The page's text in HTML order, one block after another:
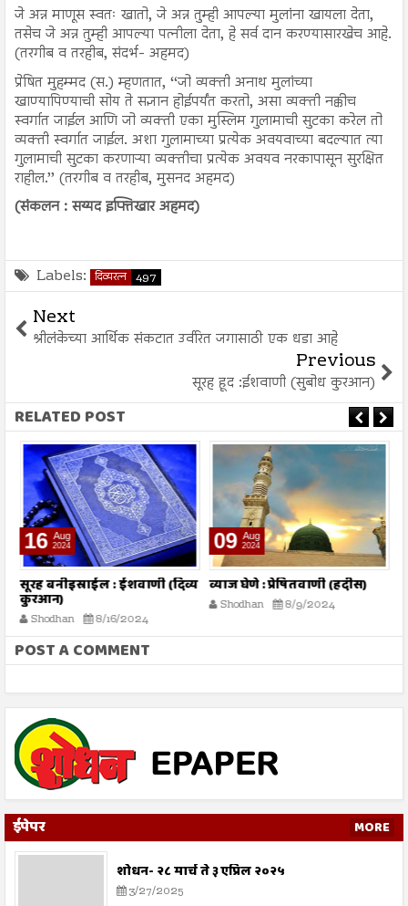
जे अन्न माणूस स्वतः खातो, जे अन्न तुम्ही आपल्या मुलांना खायला देता,
तसेच जे अन्न तुम्ही आपल्या पत्नीला देता, हे सर्व दान करण्यासारखेच आहे.
(तरगीब व तरहीब, संदर्भ- अहमद)
प्रेषित मुहम्मद (स.) म्हणतात, ‘‘जो व्यक्ती अनाथ मुलांच्या
खाण्यापिण्याची सोय ते सज्ञान होईपर्यंत करतो, असा व्यक्ती नक्कीच
स्वर्गात जाईल आणि जो व्यक्ती एका मुस्लिम गुलामाची सुटका करेल तो
व्यक्ती स्वर्गात जाईल. अशा गुलामाच्या प्रत्येक अवयवाच्या बदल्यात त्या
गुलामाची सुटका करणाऱ्या व्यक्तीचा प्रत्येक अवयव नरकापासून सुरक्षित
राहील.’’ (तरगीब व तरहीब, मुसनद अहमद)
(संकलन : सय्यद इफ्तिखार अहमद)
Labels: दिव्यरत्न 497
Next
श्रीलंकेच्या आर्थिक संकटात उर्वरित जगासाठी एक धडा आहे
Previous
सूरह हूद :ईशवाणी (सुबोध कुरआन)
RELATED POST
16 Aug
2024
सूरह बनीइस्राईल : ईशवाणी (दिव्य
कुरआन)
Shodhan 8/16/2024
09 Aug
2024
व्याज घेणे : प्रेषितवाणी (हदीस)
Shodhan 8/9/2024
POST A COMMENT
ईपेपर MORE
शोधन- २८ मार्च ते ३ एप्रिल २०२५
3/27/2025